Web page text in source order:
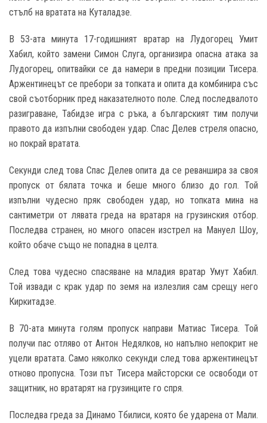
стълб на вратата на Куталадзе.
В 53-ата минута 17-годишният вратар на Лудогорец Умит
Хабил, който замени Симон Слуга, организира опасна атака за
Лудогорец, опитвайки се да намери в предни позиции Тисера.
Аржентинецът се пребори за топката и опита да комбинира със
свой съотборник пред наказателното поле. След последвалото
разиграване, Табидзе игра с ръка, а българският тим получи
правото да изпълни свободен удар. Спас Делев стреля опасно,
но покрай вратата.
Секунди след това Спас Делев опита да се реваншира за своя
пропуск от бялата точка и беше много близо до гол. Той
изпълни чудесно пряк свободен удар, но топката мина на
сантиметри от лявата греда на вратаря на грузинския отбор.
Последва странен, но много опасен изстрел на Мануел Шоу,
който обаче също не попадна в целта.
След това чудесно спасяване на младия вратар Умут Хабил.
Той извади с крак удар по земя на излезлия сам срещу него
Киркитадзе.
В 70-ата минута голям пропуск направи Матиас Тисера. Той
получи пас отляво от Антон Недялков, но напълно непокрит не
уцели вратата. Само няколко секунди след това аржентинецът
отново пропусна. Този път Тисера майсторски се освободи от
защитник, но вратарят на грузинците го спря.
Последва греда за Динамо Тбилиси, която бе ударена от Мали.